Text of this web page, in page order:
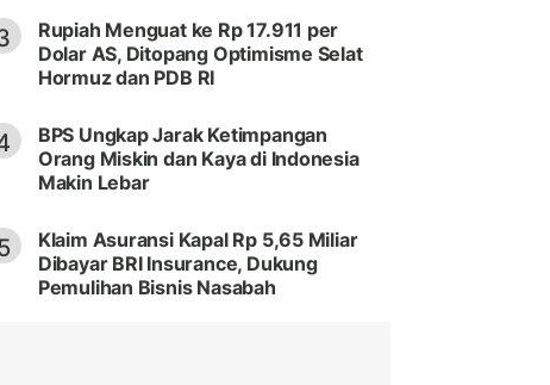
Rupiah Menguat ke Rp 17.911 per
Dolar AS, Ditopang Optimisme Selat
Hormuz dan PDB RI
BPS Ungkap Jarak Ketimpangan
Orang Miskin dan Kaya di Indonesia
Makin Lebar
Klaim Asuransi Kapal Rp 5,65 Miliar
Dibayar BRI Insurance, Dukung
Pemulihan Bisnis Nasabah